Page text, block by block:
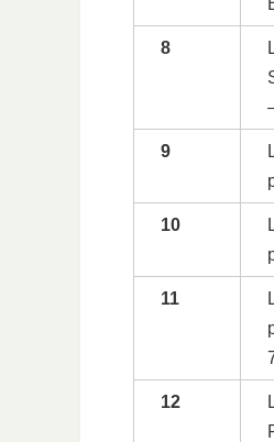
8
9
10
11
12